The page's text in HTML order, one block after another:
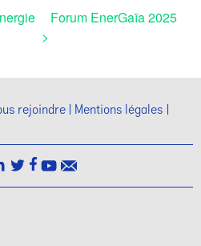
Forum EnerGaïa 2025
rejoindre
Mentions légales